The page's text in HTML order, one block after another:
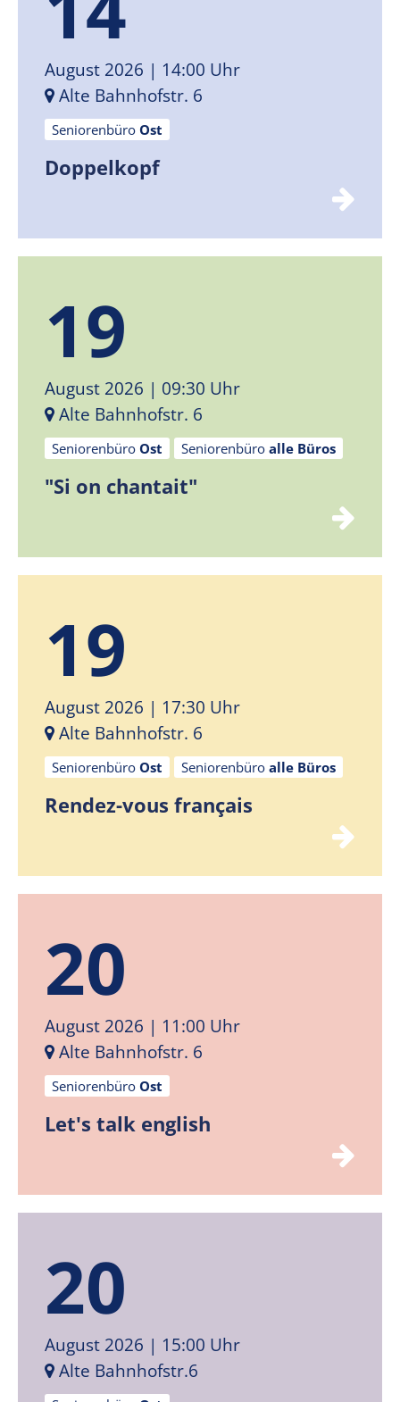
August 2026 | 14:00 Uhr
Alte Bahnhofstr. 6
Seniorenbüro Ost
Doppelkopf
19
August 2026 | 09:30 Uhr
Alte Bahnhofstr. 6
Seniorenbüro Ost Seniorenbüro alle Büros
"Si on chantait"
19
August 2026 | 17:30 Uhr
Alte Bahnhofstr. 6
Seniorenbüro Ost Seniorenbüro alle Büros
Rendez-vous français
20
August 2026 | 11:00 Uhr
Alte Bahnhofstr. 6
Seniorenbüro Ost
Let's talk english
20
August 2026 | 15:00 Uhr
Alte Bahnhofstr.6